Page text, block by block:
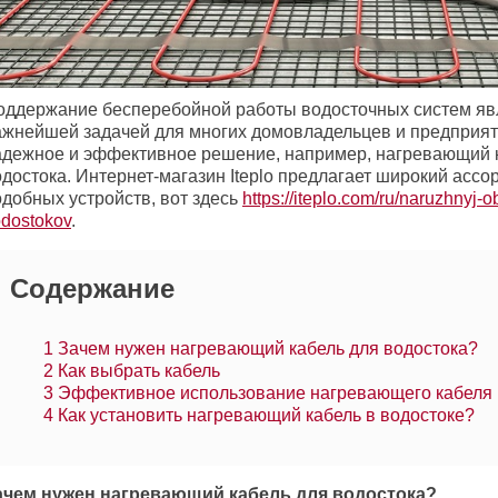
бесперебойной работы водосточных систем
задачей для многих домовладельцев и
и эффективное решение, например, нагревающий
Интернет-магазин Iteplo предлагает широкий
устройств, вот здесь https://iteplo.com/ru/naruzhnyj-
.
Содержание
1 Зачем нужен нагревающий кабель для водостока?
2 Как выбрать кабель
3 Эффективное использование нагревающего кабеля
4 Как установить нагревающий кабель в водостоке?